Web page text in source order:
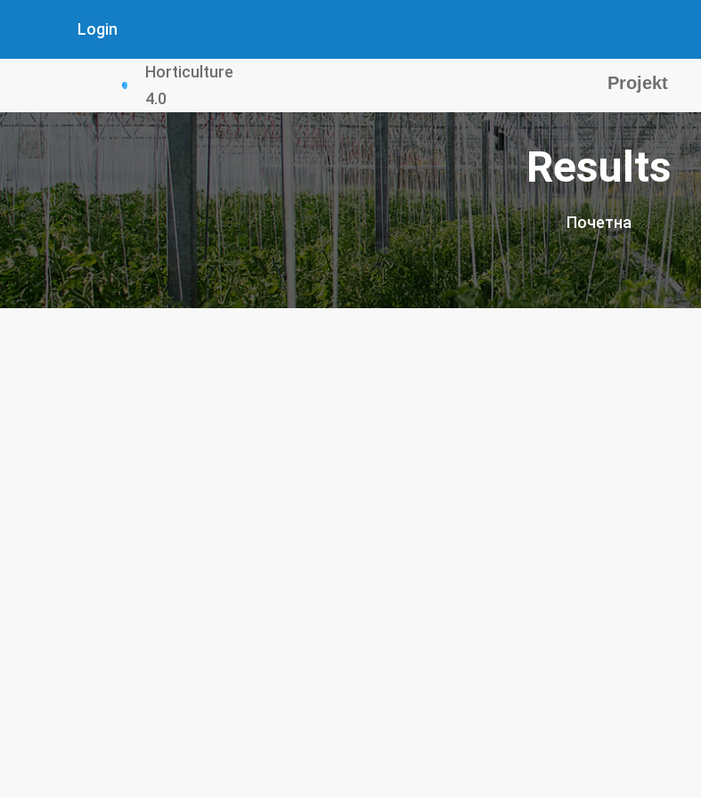
Login
Horticulture
4.0
Main
navigation
Projekt
Results
Мрвице
Почетна